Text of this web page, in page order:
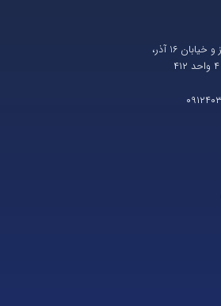
تهران، تقاطع بلوار کشاورز و خیابان 1۶ آذر،